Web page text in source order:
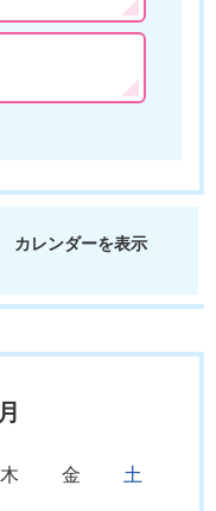
カレンダーを表示
月
木 金 土